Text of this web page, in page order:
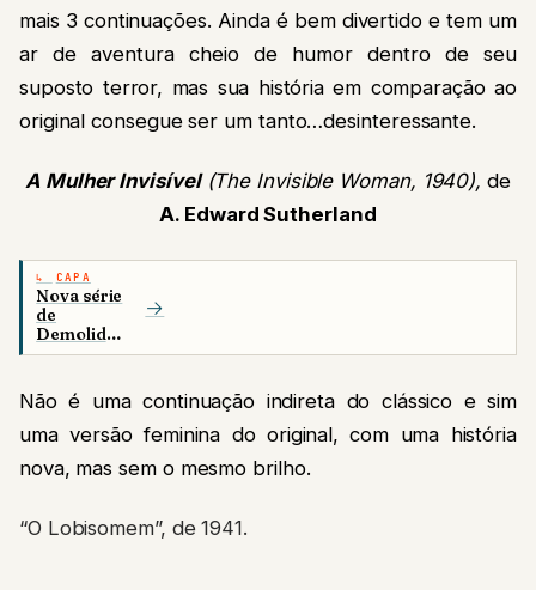
mais 3 continuações. Ainda é bem divertido e tem um
ar de aventura cheio de humor dentro de seu
suposto terror, mas sua história em comparação ao
original consegue ser um tanto…desinteressante.
A Mulher Invisível (The Invisible Woman, 1940),de
A. Edward Sutherland
CAPA
Nova série
de
Demolidor
está em
para a
Disney+
→
Não é uma continuação indireta do clássico e sim
uma versão feminina do original, com uma história
nova, mas sem o mesmo brilho.
“O Lobisomem”, de 1941.